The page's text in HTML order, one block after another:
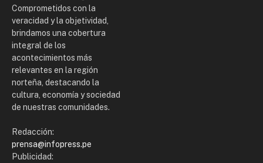
Comprometidos con la
veracidad y la objetividad,
brindamos una cobertura
integral de los
acontecimientos más
relevantes en la región
norteña, destacando la
cultura, economía y sociedad
de nuestras comunidades.
Redacción:
prensa@infopress.pe
Publicidad: